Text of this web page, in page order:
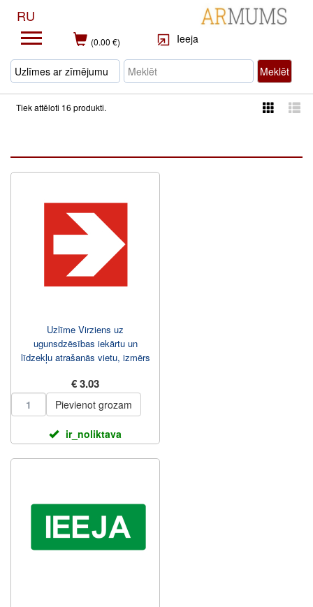
RU
(0.00 €) Ieeja
Meklēt
Tiek attēloti 16 produkti.
Uzlīme Virziens uz
ugunsdzēsības iekārtu un
līdzekļu atrašanās vietu, izmērs
€ 3.03
Pievienot grozam
ir_noliktava